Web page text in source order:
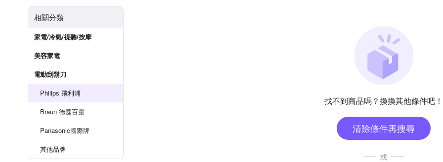
相關分類
家電/冷氣/視聽/按摩
美容家電
電動刮鬍刀
Philips 飛利浦
Braun 德國百靈
Panasonic國際牌
其他品牌
找不到商品嗎？換換其他條件吧！
清除條件再搜尋
或